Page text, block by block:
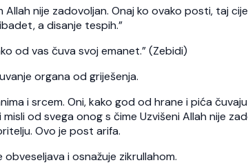
nije zadovoljan. Onaj ko ovako posti, taj
a disanje tespih.”
od vas čuva svoj emanet.” (Zebidi)
organa od griješenja.
i srcem. Oni, kako god od hrane i pića
od svega onog s čime Uzvišeni Allah nije
Ovo je post arifa.
i osnažuje zikrullahom.